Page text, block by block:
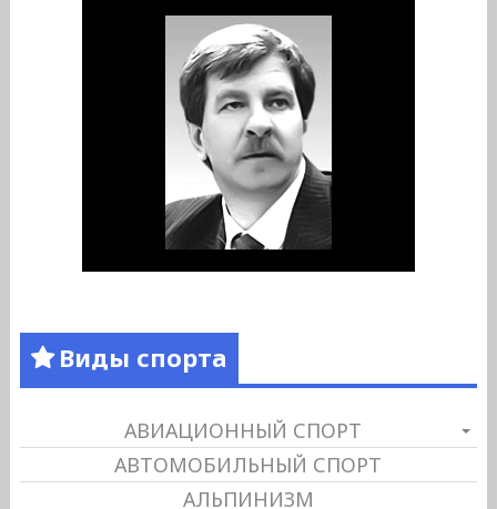
Виды спорта
АВИАЦИОННЫЙ СПОРТ
АВТОМОБИЛЬНЫЙ СПОРТ
АЛЬПИНИЗМ